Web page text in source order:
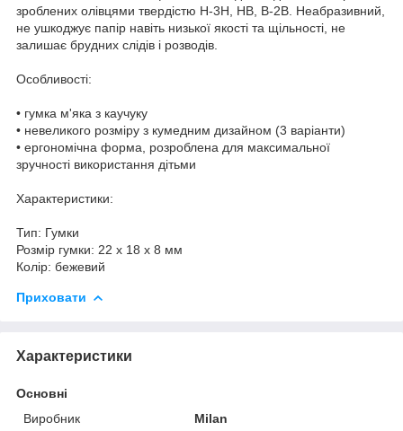
зроблених олівцями твердістю H-3H, HB, B-2B. Неабразивний,
не ушкоджує папір навіть низької якості та щільності, не
залишає брудних слідів і розводів.
Особливості:
• гумка м'яка з каучуку
• невеликого розміру з кумедним дизайном (3 варіанти)
• ергономічна форма, розроблена для максимальної
зручності використання дітьми
Характеристики:
Тип: Гумки
Розмір гумки: 22 х 18 х 8 мм
Колір: бежевий
Приховати
Характеристики
Основні
Виробник
Milan